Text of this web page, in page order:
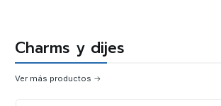
Charms y dijes
Ver más productos